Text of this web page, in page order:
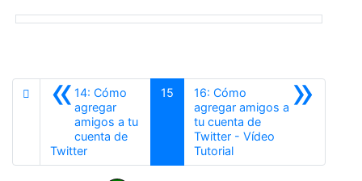
«14: Cómo
agregar
amigos a tu
cuenta de
TwitterAnterior
15 »
16: Cómo
agregar amigos a
tu cuenta de
Twitter - Vídeo
TutorialSiguiente